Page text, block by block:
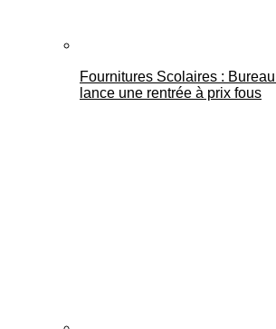
Fournitures Scolaires :
lance une rentrée à prix fous